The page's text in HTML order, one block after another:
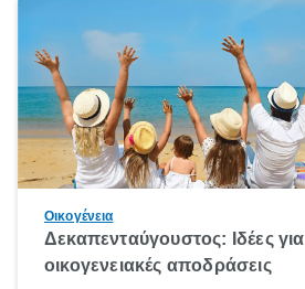
Οικογένεια
Δεκαπενταύγουστος: Ιδέες για
οικογενειακές αποδράσεις